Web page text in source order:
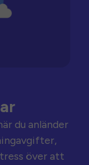
du anländer
över att